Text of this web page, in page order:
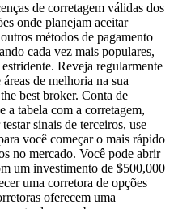
de corretagem válidas dos
onde planejam aceitar
métodos de pagamento
cada vez mais populares,
Reveja regularmente
de melhoria na sua
best broker. Conta de
a tabela com a corretagem,
sinais de terceiros, use
você começar o mais rápido
no mercado. Você pode abrir
um investimento de $500,000
uma corretora de opções
oferecem uma